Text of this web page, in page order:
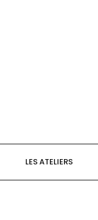
LES ATELIERS